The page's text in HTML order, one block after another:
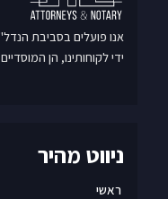
אנו פועלים בסביבת
ידי לקוחותינו, הן
ניווט מהיר
ראשי